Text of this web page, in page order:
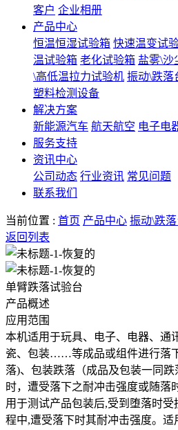
客户 企业相册
产品中心
恒温恒湿试验箱 快速温变试
温试验箱 老化试验箱 盐雾\沙
\高低温拉力试验机 振动\跌落
塑料检测设备
解决方案
新能源汽车 航天航空 电子电
服务支持
资讯中心
公司动态 行业资讯 常见问题
联系我们
当前位置 : 首页 产品中心 振动\跌
返回列表
单臂跌落试验台
产品概述
应用范围
本机适用于玩具、电子、电器、通
瓷、包装……等成品或组件进行落
落)、包装跌落（成品及包装一同
时，遭受落下之耐冲击强度或随落
用于测试产品包装后,受到堕落时
程中,遭受落下时其耐冲击强度。